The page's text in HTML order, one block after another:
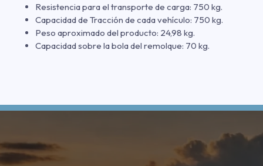
Resistencia para el transporte de carga: 750 kg.
Capacidad de Tracción de cada vehículo: 750 kg.
Peso aproximado del producto: 24,98 kg.
Capacidad sobre la bola del remolque: 70 kg.